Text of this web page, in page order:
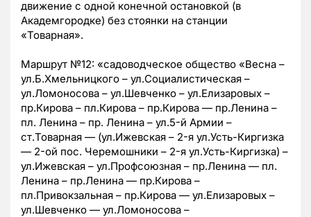
движение с одной конечной остановкой (в
Академгородке) без стоянки на станции
«Товарная».
Маршрут №12: «садоводческое общество «Весна –
ул.Б.Хмельницкого – ул.Социалистическая –
ул.Ломоносова – ул.Шевченко – ул.Елизаровых –
пр.Кирова – пл.Кирова – пр.Кирова — пр.Ленина –
пл. Ленина – пр. Ленина – ул.5-й Армии –
ст.Товарная — (ул.Ижевская – 2-я ул.Усть-Киргизка
— 2-ой пос. Черемошники – 2-я ул.Усть-Киргизка) –
ул.Ижевская – ул.Профсоюзная – пр.Ленина — пл.
Ленина – пр.Ленина — пр.Кирова –
пл.Привокзальная – пр.Кирова — ул.Елизаровых –
ул.Шевченко — ул.Ломоносова –